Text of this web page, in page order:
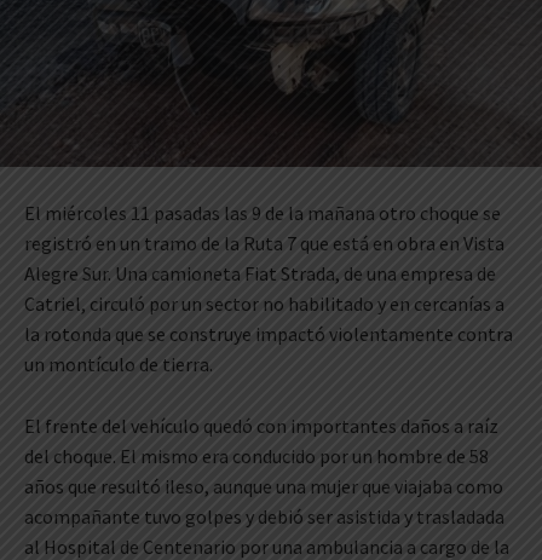
El miércoles 11 pasadas las 9 de la mañana otro choque se
registró en un tramo de la Ruta 7 que está en obra en Vista
Alegre Sur. Una camioneta Fiat Strada, de una empresa de
Catriel, circuló por un sector no habilitado y en cercanías a
la rotonda que se construye impactó violentamente contra
un montículo de tierra.
El frente del vehículo quedó con importantes daños a raíz
del choque. El mismo era conducido por un hombre de 58
años que resultó ileso, aunque una mujer que viajaba como
acompañante tuvo golpes y debió ser asistida y trasladada
al Hospital de Centenario por una ambulancia a cargo de la